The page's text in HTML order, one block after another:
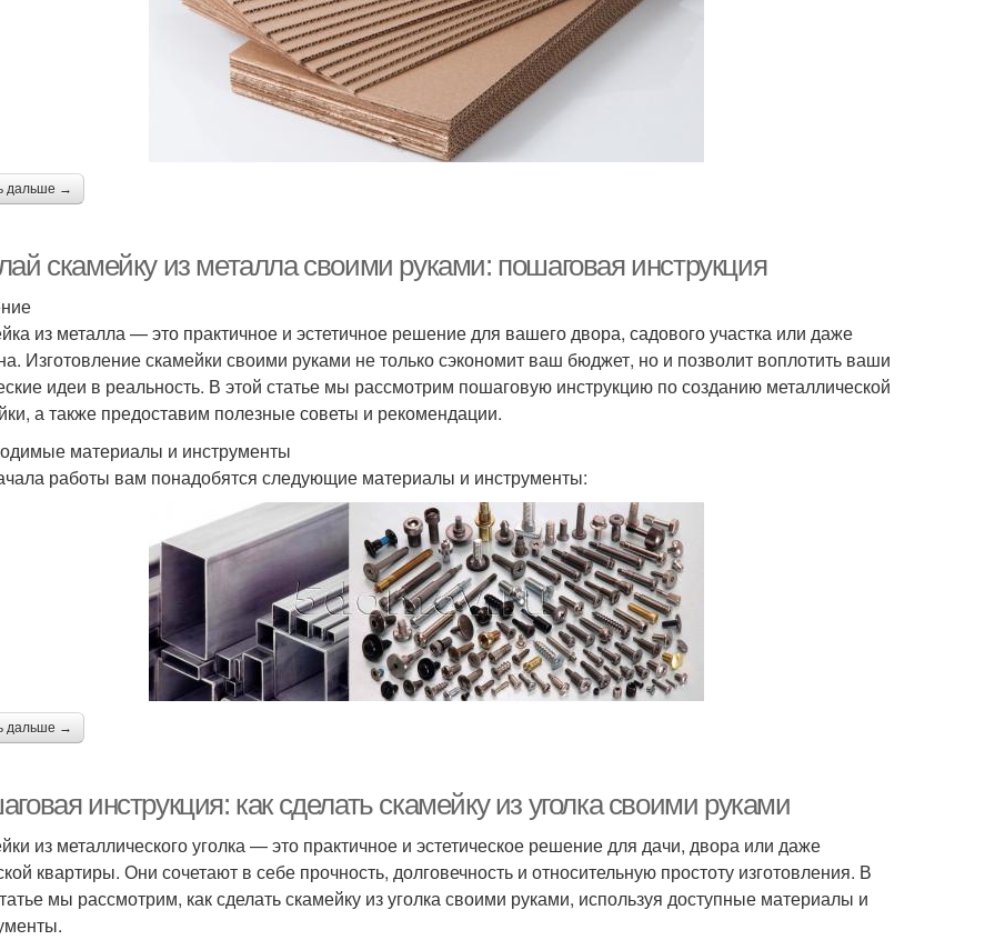
дальше →
скамейку из металла своими руками: пошаговая инструкция
из металла — это практичное и эстетичное решение для вашего двора, садового участка или даже
Изготовление скамейки своими руками не только сэкономит ваш бюджет, но и позволит воплотить ваши
идеи в реальность. В этой статье мы рассмотрим пошаговую инструкцию по созданию металлической
а также предоставим полезные советы и рекомендации.
материалы и инструменты
работы вам понадобятся следующие материалы и инструменты:
дальше →
инструкция: как сделать скамейку из уголка своими руками
из металлического уголка — это практичное и эстетическое решение для дачи, двора или даже
квартиры. Они сочетают в себе прочность, долговечность и относительную простоту изготовления. В
мы рассмотрим, как сделать скамейку из уголка своими руками, используя доступные материалы и